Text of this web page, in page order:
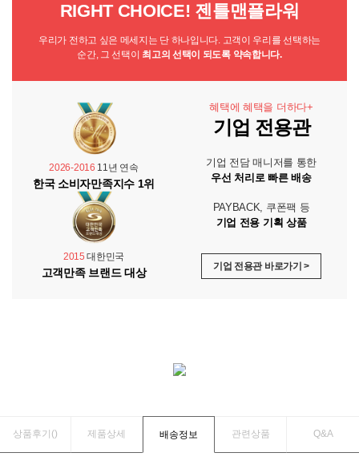
RIGHT CHOICE! 젠틀맨플라워
우리가 전하고 싶은 메세지는 단 하나입니다. 고객이 우리를 선택하는
순간, 그 선택이 최고의 선택이 되도록 약속합니다.
2026-2016 11년 연속
한국 소비자만족지수 1위
2015 대한민국
고객만족 브랜드 대상
혜택에 혜택을 더하다+
기업 전용관
기업 전담 매니저를 통한
우선 처리로 빠른 배송
PAYBACK, 쿠폰팩 등
기업 전용 기획 상품
기업 전용관 바로가기 >
상품후기() 제품상세 배송정보 관련상품 Q&A